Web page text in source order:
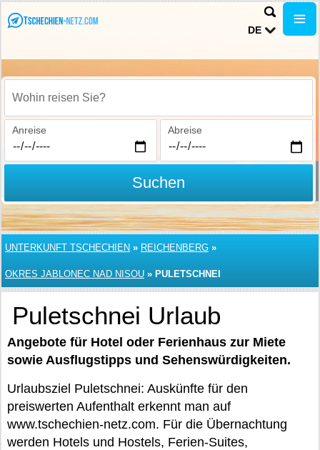
DE
Wohin reisen Sie?
Anreise Abreise
Suchen
UNTERKUNFT TSCHECHIEN » REICHENBERG »
OKRES JABLONEC NAD NISOU » PULETSCHNEI
Puletschnei Urlaub
Angebote für Hotel oder Ferienhaus zur Miete
sowie Ausflugstipps und Sehenswürdigkeiten.
Urlaubsziel Puletschnei: Auskünfte für den
preiswerten Aufenthalt erkennt man auf
www.tschechien-netz.com. Für die Übernachtung
werden Hotels und Hostels, Ferien-Suites,